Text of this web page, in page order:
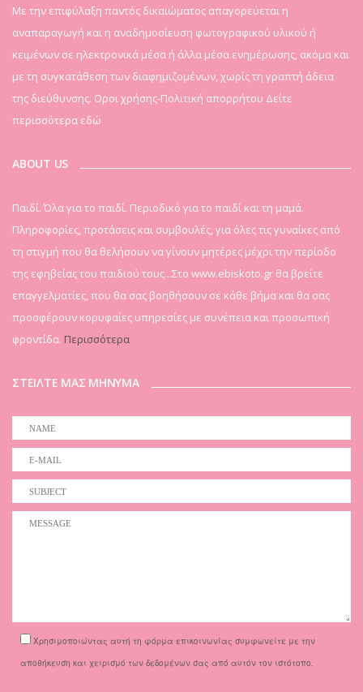
Mε την επιφύλαξη παντός δικαιώματος απαγορεύεται η
αναπαραγωγή και η αναδημοσίευση φωτογραφικού υλικού ή
κειμένων σε ηλεκτρονικά μέσα ή άλλα μέσα ενημέρωσης, ακόμα και
με τη συγκατάθεση των διαφημιζομένων, χωρίς τη γραπτή άδεια
της διεύθυνσης. Οροι χρήσης-Πολιτική απορρήτου Δείτε
περισσότερα εδώ
ABOUT US
Παιδί. Όλα για το παιδί. Περιοδικό για το παιδί και τη μαμά.
Πληροφορίες, προτάσεις και συμβουλές, για όλες τις γυναίκες από
τη στιγμή που θα θελήσουν να γίνουν μητέρες μέχρι την περίοδο
της εφηβείας του παιδιού τους...Στο www.ebiskoto.gr θα βρείτε
επαγγελματίες, που θα σας βοηθήσουν σε κάθε βήμα και θα σας
προσφέρουν κορυφαίες υπηρεσίες με συνέπεια και προσωπική
φροντίδα. Περισσότερα
ΣΤΕΙΛΤΕ ΜΑΣ ΜΗΝΥΜΑ
Χρησιμοποιώντας αυτή τη φόρμα επικοινωνίας συμφωνείτε με την
αποθήκευση και χειρισμό των δεδομένων σας από αυτόν τον ιστότοπο.